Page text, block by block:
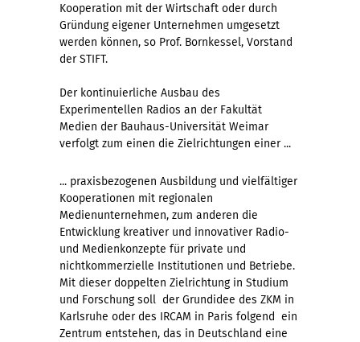
Kooperation mit der Wirtschaft oder durch
Gründung eigener Unternehmen umgesetzt
werden können, so Prof. Bornkessel, Vorstand
der STIFT.
Der kontinuierliche Ausbau des
Experimentellen Radios an der Fakultät
Medien der Bauhaus-Universität Weimar
verfolgt zum einen die Zielrichtungen einer ...
... praxisbezogenen Ausbildung und vielfältiger
Kooperationen mit regionalen
Medienunternehmen, zum anderen die
Entwicklung kreativer und innovativer Radio-
und Medienkonzepte für private und
nichtkommerzielle Institutionen und Betriebe.
Mit dieser doppelten Zielrichtung in Studium
und Forschung soll  der Grundidee des ZKM in
Karlsruhe oder des IRCAM in Paris folgend  ein
Zentrum entstehen, das in Deutschland eine